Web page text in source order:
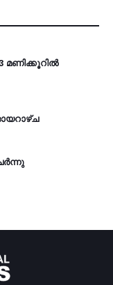
മണിക്കൂറിൽ